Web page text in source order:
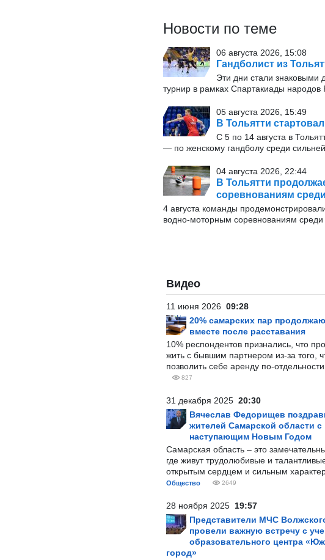
Новости по теме
06 августа 2026, 15:08
Гандболист из
Эти дни стали знаковыми
турнир в рамках Спартакиады народов
05 августа 2026, 15:49
В Тольятти
С 5 по 14 августа в
— по женскому гандболу среди
04 августа 2026, 22:44
В Тольятти
соревнованиям
4 августа команды
водно-моторным соревнованиям
Видео
11 июня 2026 09:28
20% самарских пар
вместе после расставания
10% респондентов признались, что
жить с бывшим партнером из-за того,
позволить себе аренду по-отдельности.
827
31 декабря 2025 20:30
Вячеслав Федорищев
жителей Самарской области с
наступающим Новым Годом
Самарская область – это
где живут трудолюбивые и
открытым сердцем и сильным
Общество 2649
28 ноября 2025 19:57
Представители МЧС
провели важную встречу с
образовательного центра
город»